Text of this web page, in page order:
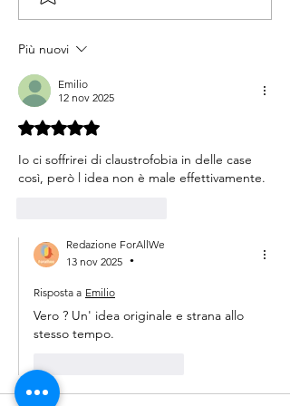
registi ha reso disponibili
online gratuitamente i propri
Più nuovi
Emilio
12 nov 2025
Valutazione 5 stelle su 5.
Io ci soffrirei di claustrofobia in delle case
così, però l idea non è male effettivamente.
Redazione ForAllWe
13 nov 2025
•
Risposta a Emilio
Vero ? Un' idea originale e strana allo
stesso tempo.